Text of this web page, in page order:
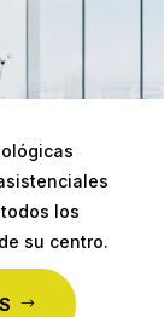
los
su centro.